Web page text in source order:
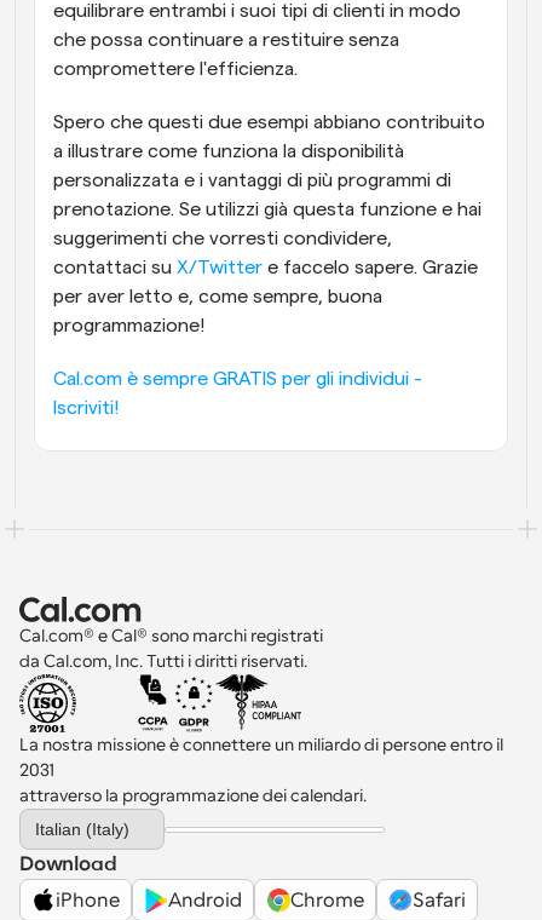
equilibrare entrambi i suoi tipi di clienti in modo
che possa continuare a restituire senza
compromettere l'efficienza.
Spero che questi due esempi abbiano contribuito
a illustrare come funziona la disponibilità
personalizzata e i vantaggi di più programmi di
prenotazione. Se utilizzi già questa funzione e hai
suggerimenti che vorresti condividere,
contattaci su X/Twitter e faccelo sapere. Grazie
per aver letto e, come sempre, buona
programmazione!
Cal.com è sempre GRATIS per gli individui -
Iscriviti!
Cal.com® e Cal® sono marchi registrati
da Cal.com, Inc. Tutti i diritti riservati.
La nostra missione è connettere un miliardo di persone entro il
2031
attraverso la programmazione dei calendari.
Select Language
Italian (Italy)
Download
iPhone
Android Chrome
Safari